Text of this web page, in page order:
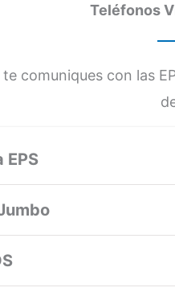
Teléfonos
comuniques con las
EPS